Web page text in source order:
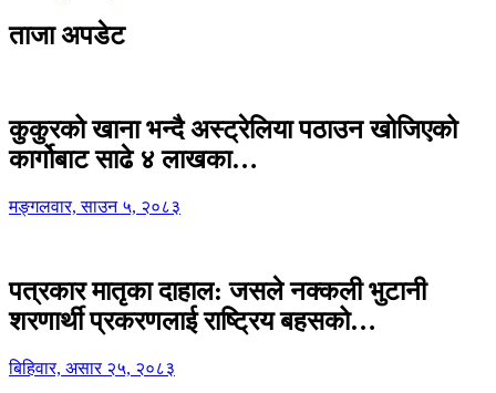
ताजा अपडेट
कुकुरको खाना भन्दै अस्ट्रेलिया पठाउन खोजिएको
कार्गोबाट साढे ४ लाखका…
मङ्गलवार, साउन ५, २०८३
पत्रकार मातृका दाहाल: जसले नक्कली भुटानी
शरणार्थी प्रकरणलाई राष्ट्रिय बहसको…
बिहिवार, असार २५, २०८३